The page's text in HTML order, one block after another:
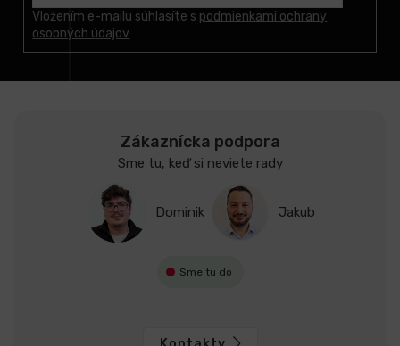
Vložením e-mailu súhlasíte s podmienkami ochrany
osobných údajov
Zákaznícka podpora
Sme tu, keď si neviete rady
Dominik Jakub
Sme tu do